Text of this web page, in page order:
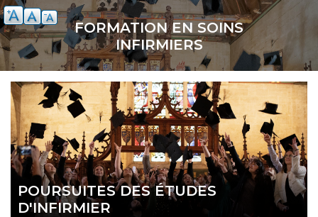
Aller
au
contenu
principal
FORMATION EN SOINS
INFIRMIERS
POURSUITES DES ÉTUDES
D'INFIRMIER